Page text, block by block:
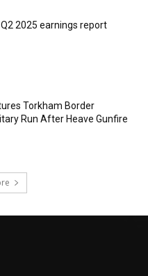
2025 earnings report
Torkham Border
Run After Heave Gunfire